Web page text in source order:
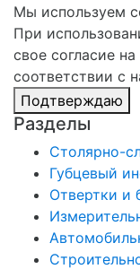
Мы используем
При
свое согласие
соответствии с
Подтверждаю
Разделы
Столярно-
Губцевый
Отвертки и